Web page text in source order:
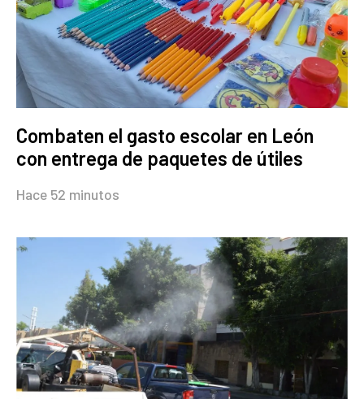
Combaten el gasto escolar en León
con entrega de paquetes de útiles
Hace 52 minutos